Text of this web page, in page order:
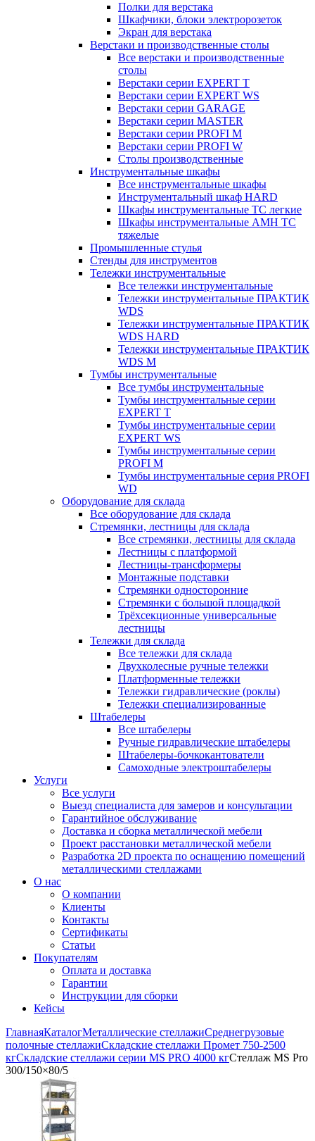
Полки для верстака
Шкафчики, блоки электророзеток
Экран для верстака
Верстаки и производственные столы
Все верстаки и производственные
столы
Верстаки серии EXPERT T
Верстаки серии EXPERT WS
Верстаки серии GARAGE
Верстаки серии MASTER
Верстаки серии PROFI M
Верстаки серии PROFI W
Столы производственные
Инструментальные шкафы
Все инструментальные шкафы
Инструментальный шкаф HARD
Шкафы инструментальные ТС легкие
Шкафы инструментальные AMH TC
тяжелые
Промышленные стулья
Стенды для инструментов
Тележки инструментальные
Все тележки инструментальные
Тележки инструментальные ПРАКТИК
WDS
Тележки инструментальные ПРАКТИК
WDS HARD
Тележки инструментальные ПРАКТИК
WDS M
Тумбы инструментальные
Все тумбы инструментальные
Тумбы инструментальные серии
EXPERT T
Тумбы инструментальные серии
EXPERT WS
Тумбы инструментальные серии
PROFI M
Тумбы инструментальные серия PROFI
WD
Оборудование для склада
Все оборудование для склада
Стремянки, лестницы для склада
Все стремянки, лестницы для склада
Лестницы с платформой
Лестницы-трансформеры
Монтажные подставки
Стремянки односторонние
Стремянки с большой площадкой
Трёхсекционные универсальные
лестницы
Тележки для склада
Все тележки для склада
Двухколесные ручные тележки
Платформенные тележки
Тележки гидравлические (роклы)
Тележки специализированные
Штабелеры
Все штабелеры
Ручные гидравлические штабелеры
Штабелеры-бочкокантователи
Самоходные электроштабелеры
Услуги
Все услуги
Выезд специалиста для замеров и консультации
Гарантийное обслуживание
Доставка и сборка металлической мебели
Проект расстановки металлической мебели
Разработка 2D проекта по оснащению помещений
металлическими стеллажами
О нас
О компании
Клиенты
Контакты
Сертификаты
Статьи
Покупателям
Оплата и доставка
Гарантии
Инструкции для сборки
Кейсы
ГлавнаяКаталогМеталлические стеллажиСреднегрузовые
полочные стеллажиСкладские стеллажи Промет 750-2500
кгСкладские стеллажи серии MS PRO 4000 кгСтеллаж MS Pro
300/150×80/5